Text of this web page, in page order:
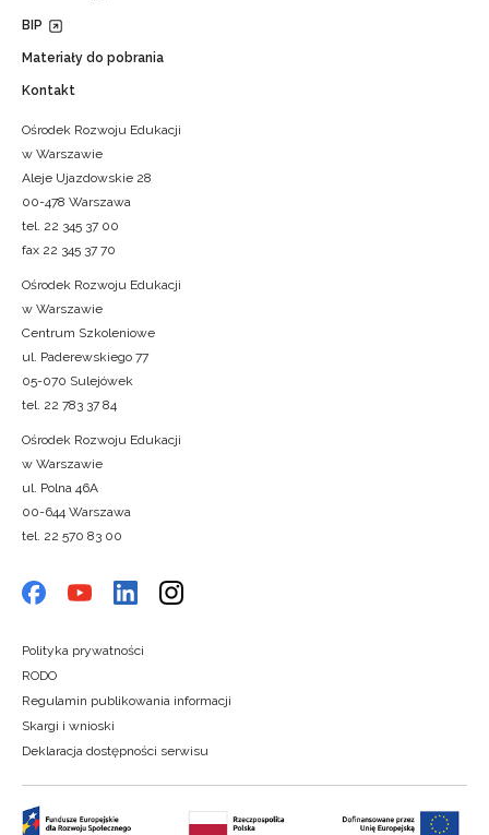
BIP
Materiały do pobrania
Kontakt
Ośrodek Rozwoju Edukacji
w Warszawie
Aleje Ujazdowskie 28
00-478 Warszawa
tel. 22 345 37 00
fax 22 345 37 70
Ośrodek Rozwoju Edukacji
w Warszawie
Centrum Szkoleniowe
ul. Paderewskiego 77
05-070 Sulejówek
tel. 22 783 37 84
Ośrodek Rozwoju Edukacji
w Warszawie
ul. Polna 46A
00-644 Warszawa
tel. 22 570 83 00
Polityka prywatności
RODO
Regulamin publikowania informacji
Skargi i wnioski
Deklaracja dostępności serwisu